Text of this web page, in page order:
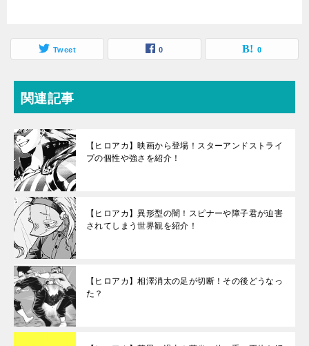
Tweet 0 0
関連記事
【ヒロアカ】映画から登場！スターアンドストライ
プの個性や強さを紹介！
【ヒロアカ】異形型の闇！スピナーや障子君が迫害
されてしまう世界観を紹介！
【ヒロアカ】相澤消太の足が切断！その後どうなっ
た？